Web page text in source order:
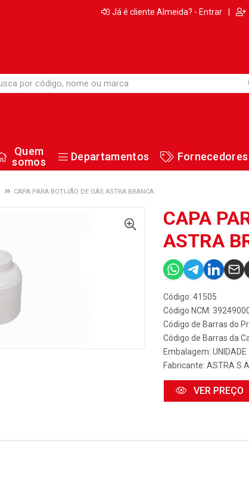
Já é cliente Almeida? - Entrar |
Quem
somos
Departamentos Fornecedores
CAPA PARA BOTIJÃO DE GÁS ASTRA BRANCA
CAPA
ASTRA
Código: 41505
Código NCM:
Código de Barras do
Código de Barras da
Embalagem: UNIDADE
Fabricante: ASTRA S
VER PREÇO